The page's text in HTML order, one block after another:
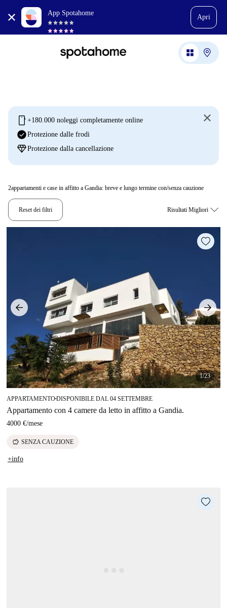
App Spotahome
Apri
mobile +180.000 noleggi completamente online
check_circleProtezione dalle frodi
diamondProtezione dalla cancellazione
2appartamenti e case in affitto a Gandia: breve e lungo termine con/senza cauzione
Reset dei filtri
1/23
APPARTAMENTO■DISPONIBILE DAL 04 SETTEMBRE
Appartamento con 4 camere da letto in affitto a Gandia.
4000 €/mese
savings SENZA CAUZIONE
+info